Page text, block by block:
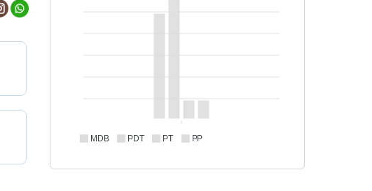
MDB PDT PT PP